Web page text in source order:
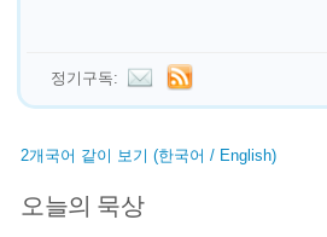
정기구독:
2개국어 같이 보기 (한국어 / English)
오늘의 묵상